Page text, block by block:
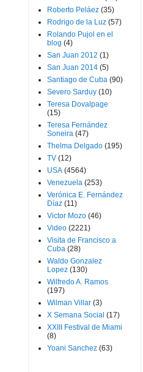
Roberto Peláez (35)
Rodrigo de la Luz (57)
Rolando Pujol en el
blog (4)
San Juan 2012 (1)
San Juan 2014 (5)
Santiago de Cuba (90)
Severo Sarduy (10)
Teresa Dovalpage
(15)
Teresa Fernández
Soneira (47)
Thelma Delgado (195)
TV (12)
USA (4564)
Venezuela (253)
Verónica E. Fernández
Díaz (11)
Victor Mozo (46)
Video (2221)
Visita de Francisco a
Cuba (28)
Waldo Gonzalez
Lopez (130)
Wilfredo A. Ramos
(197)
Wilman Villar (3)
X Semana Social (17)
XXIII Festival de Miami
(8)
Yoani Sanchez (63)